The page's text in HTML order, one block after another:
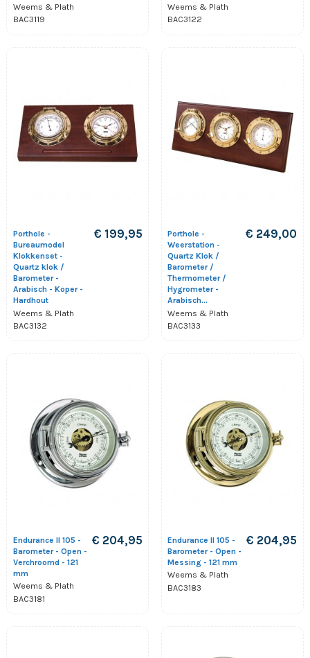
Weems & Plath
BAC3119
Weems & Plath
BAC3122
Porthole -
Bureaumodel
Klokkenset -
Quartz klok /
Barometer -
Arabisch - Koper -
Hardhout
Weems & Plath
BAC3132
€ 199,95
Porthole -
Weerstation -
Quartz Klok /
Barometer /
Thermometer /
Hygrometer -
Arabisch...
Weems & Plath
BAC3133
€ 249,00
Endurance II 105 -
Barometer - Open -
Verchroomd - 121
mm
Weems & Plath
BAC3181
€ 204,95
Endurance II 105 -
Barometer - Open -
Messing - 121 mm
Weems & Plath
BAC3183
€ 204,95